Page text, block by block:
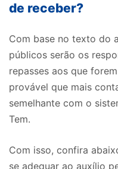
de receber?
Com base no texto do
públicos serão os
repasses aos que
provável que mais
semelhante com o
Tem.
Com isso, confira
se adequar ao auxílio